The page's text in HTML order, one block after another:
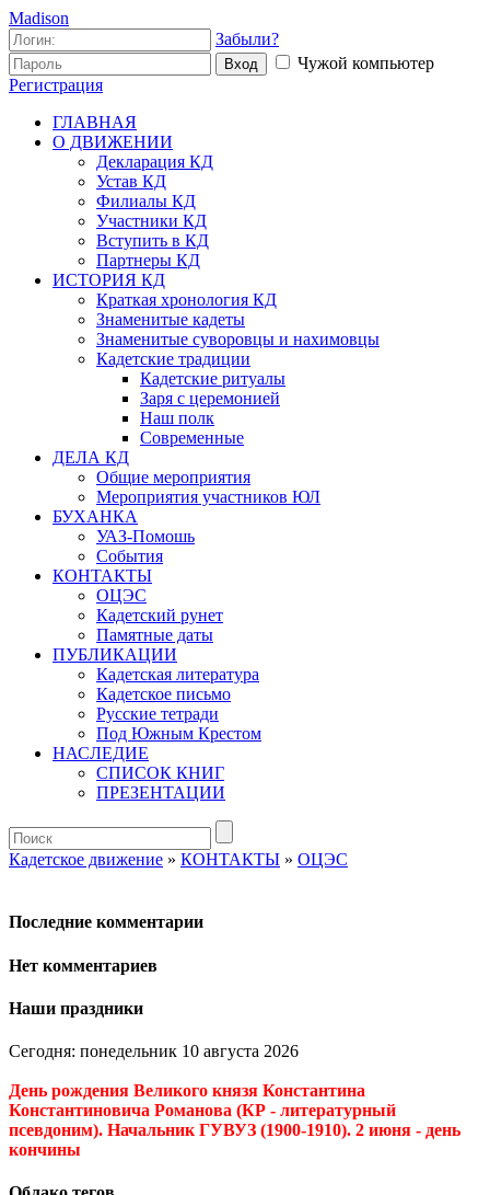
Madison
Забыли?
Вход
Чужой компьютер
Регистрация
ГЛАВНАЯ
О ДВИЖЕНИИ
Декларация КД
Устав КД
Филиалы КД
Участники КД
Вступить в КД
Партнеры КД
ИСТОРИЯ КД
Краткая хронология КД
Знаменитые кадеты
Знаменитые суворовцы и нахимовцы
Кадетские традиции
Кадетские ритуалы
Заря с церемонией
Наш полк
Современные
ДЕЛА КД
Общие мероприятия
Мероприятия участников ЮЛ
БУХАНКА
УАЗ-Помошь
События
КОНТАКТЫ
ОЦЭС
Кадетский рунет
Памятные даты
ПУБЛИКАЦИИ
Кадетская литература
Кадетское письмо
Русские тетради
Под Южным Крестом
НАСЛЕДИЕ
СПИСОК КНИГ
ПРЕЗЕНТАЦИИ
Кадетское движение » КОНТАКТЫ » ОЦЭС
Последние комментарии
Нет комментариев
Наши праздники
Сегодня: понедельник 10 августа 2026
День рождения Великого князя Константина
Константиновича Романова (КР - литературный
псевдоним). Начальник ГУВУЗ (1900-1910). 2 июня - день
кончины